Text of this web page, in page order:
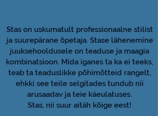
Stas on uskumatult professionaalne stilist
ja suurepärane õpetaja. Stase lähenemine
juuksehooldusele on teaduse ja maagia
kombinatsioon. Mida iganes ta ka ei teeks,
teab ta teaduslikke põhimõtteid rangelt,
ehkki see teile selgitades tundub nii
arusaadav ja teie käeulatuses.
Stas, nii suur aitäh kõige eest!